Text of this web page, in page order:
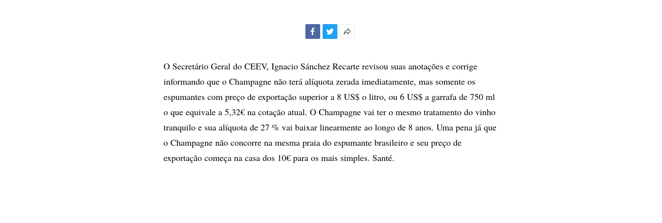
compartilhamento
O Secretário Geral do CEEV, Ignacio Sánchez Recarte revisou suas anotações e corrige
informando que o Champagne não terá alíquota zerada imediatamente, mas somente os
espumantes com preço de exportação superior a 8 US$ o litro, ou 6 US$ a garrafa de 750 ml
o que equivale a 5,32€ na cotação atual. O Champagne vai ter o mesmo tratamento do vinho
tranquilo e sua alíquota de 27 % vai baixar linearmente ao longo de 8 anos. Uma pena já que
o Champagne não concorre na mesma praia do espumante brasileiro e seu preço de
exportação começa na casa dos 10€ para os mais simples. Santé.